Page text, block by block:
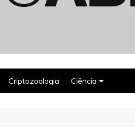
Criptozoologia Ciência